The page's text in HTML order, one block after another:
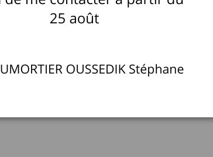
Stéphane DUMORTIER OUSSEDIK